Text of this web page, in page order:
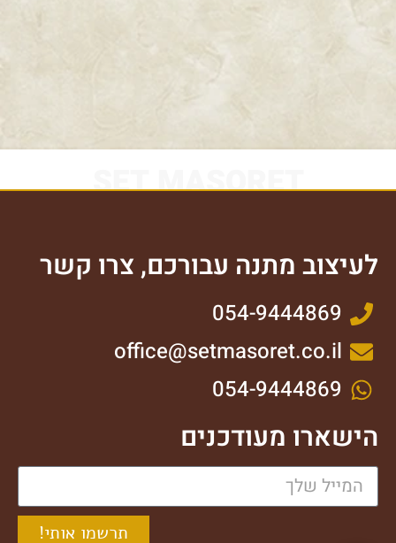
SET MASORET
לעיצוב מתנה עבורכם, צרו קשר
054-9444869
office@setmasoret.co.il
054-9444869
הישארו מעודכנים
תרשמו אותי!